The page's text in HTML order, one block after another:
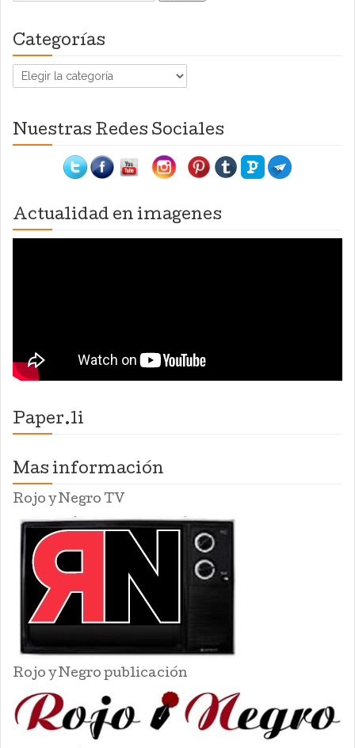
Categorías
Categorías
Nuestras Redes Sociales
Actualidad en imagenes
Paper.li
Mas información
Rojo y Negro TV
Rojo y Negro publicación